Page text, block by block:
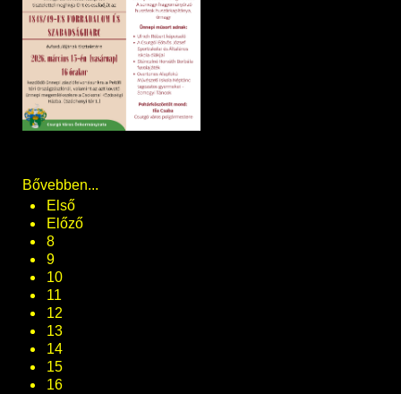
Bővebben...
Első
Előző
8
9
10
11
12
13
14
15
16